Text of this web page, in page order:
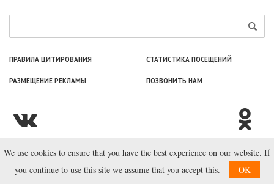
ПРАВИЛА ЦИТИРОВАНИЯ СТАТИСТИКА ПОСЕЩЕНИЙ
РАЗМЕЩЕНИЕ РЕКЛАМЫ ПОЗВОНИТЬ НАМ
© ООО «Лаборатория Новоcтей», 2003—2026.
We use cookies to ensure that you have the best experience on our website. If
you continue to use this site we assume that you accept this.
OK